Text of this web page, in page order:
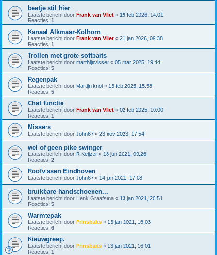
beetje stil hier
Laatste bericht door Frank van Vliet « 19 feb 2026, 14:01
Reacties: 1
Kanaal Alkmaar-Kolhorn
Laatste bericht door Frank van Vliet « 21 jan 2026, 09:38
Reacties: 1
Trollen met grote softbaits
Laatste bericht door marthijnvisser « 05 mar 2025, 19:44
Reacties: 5
Regenpak
Laatste bericht door Martijn knol « 13 feb 2025, 15:58
Reacties: 5
Chat functie
Laatste bericht door Frank van Vliet « 02 feb 2025, 10:00
Reacties: 1
Missers
Laatste bericht door John67 « 23 nov 2023, 17:54
wel of geen pike swinger
Laatste bericht door R Keijzer « 18 jun 2021, 09:26
Reacties: 2
Roofvissen Eindhoven
Laatste bericht door John67 « 14 jan 2021, 17:08
bruikbare handschoenen...
Laatste bericht door Henk Graafsma « 13 jan 2021, 20:51
Reacties: 5
Warmtepak
Laatste bericht door Prinsbaits « 13 jan 2021, 16:03
Reacties: 6
Kieuwgreep.
Laatste bericht door Prinsbaits « 13 jan 2021, 16:01
Reacties: 1